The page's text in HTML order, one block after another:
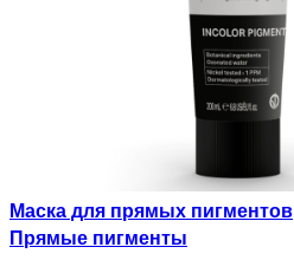
Маска для прямых пигментов
Прямые пигменты